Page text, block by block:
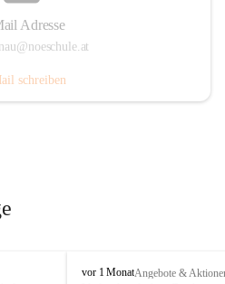
Adresse
schreiben
V
vor 1 MonatAngebote &